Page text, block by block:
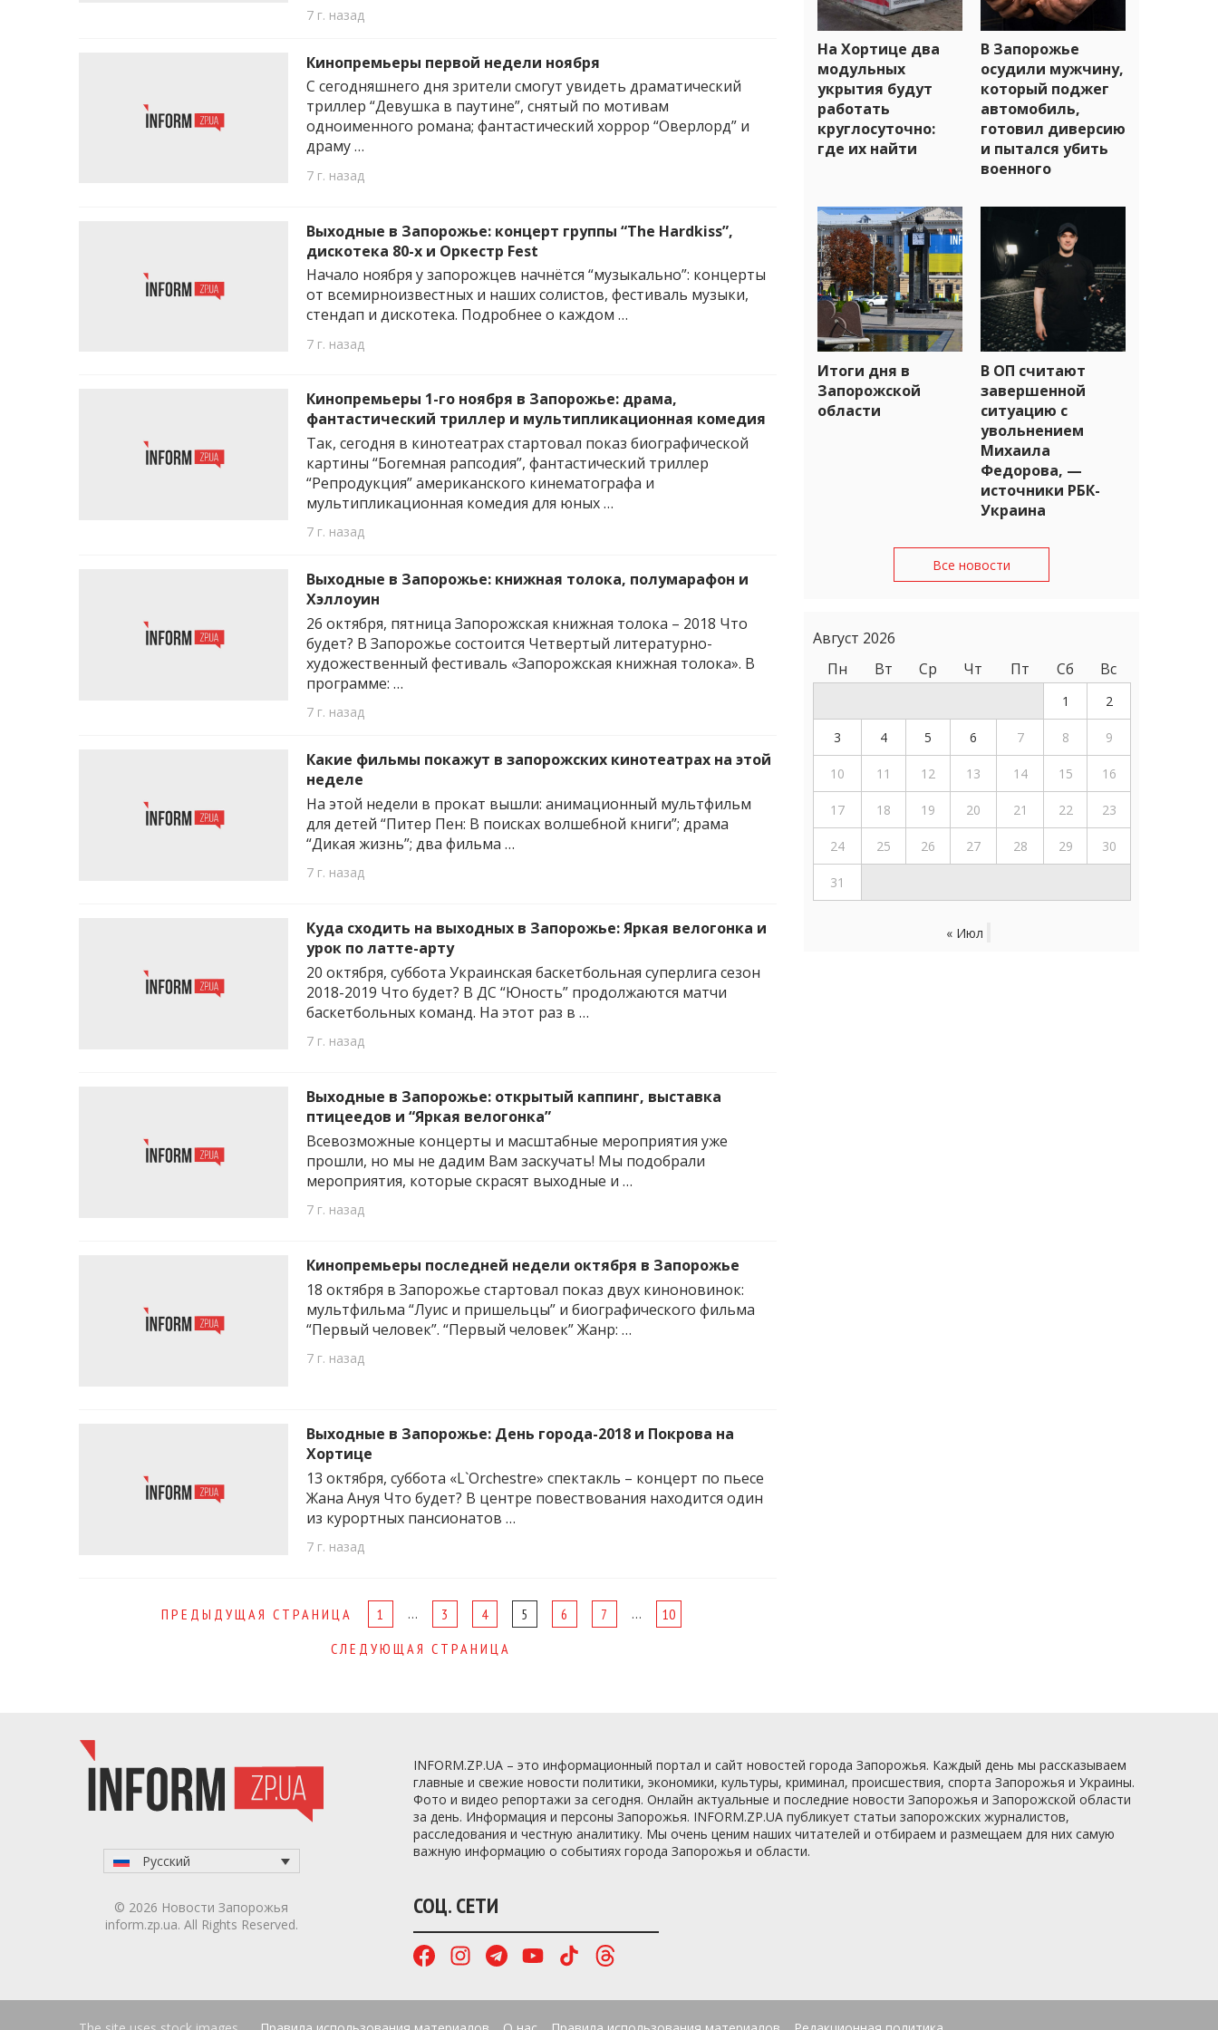
7 г. назад
Кинопремьеры первой недели ноября
С сегодняшнего дня зрители смогут увидеть драматический
триллер “Девушка в паутине”, снятый по мотивам
одноименного романа; фантастический хоррор “Оверлорд” и
драму …
7 г. назад
Выходные в Запорожье: концерт группы “The Hardkiss”,
дискотека 80-х и Оркестр Fest
Начало ноября у запорожцев начнётся “музыкально”: концерты
от всемирноизвестных и наших солистов, фестиваль музыки,
стендап и дискотека. Подробнее о каждом …
7 г. назад
Кинопремьеры 1-го ноября в Запорожье: драма,
фантастический триллер и мультипликационная комедия
Так, сегодня в кинотеатрах стартовал показ биографической
картины “Богемная рапсодия”, фантастический триллер
“Репродукция” американского кинематографа и
мультипликационная комедия для юных …
7 г. назад
Выходные в Запорожье: книжная толока, полумарафон и
Хэллоуин
26 октября, пятница Запорожская книжная толока – 2018 Что
будет? В Запорожье состоится Четвертый литературно-
художественный фестиваль «Запорожская книжная толока». В
программе: …
7 г. назад
Какие фильмы покажут в запорожских кинотеатрах на этой
неделе
На этой недели в прокат вышли: анимационный мультфильм
для детей “Питер Пен: В поисках волшебной книги”; драма
“Дикая жизнь”; два фильма …
7 г. назад
Куда сходить на выходных в Запорожье: Яркая велогонка и
урок по латте-арту
20 октября, суббота Украинская баскетбольная суперлига сезон
2018-2019 Что будет? В ДС “Юность” продолжаются матчи
баскетбольных команд. На этот раз в …
7 г. назад
Выходные в Запорожье: открытый каппинг, выставка
птицеедов и “Яркая велогонка”
Всевозможные концерты и масштабные мероприятия уже
прошли, но мы не дадим Вам заскучать! Мы подобрали
мероприятия, которые скрасят выходные и …
7 г. назад
Кинопремьеры последней недели октября в Запорожье
18 октября в Запорожье стартовал показ двух киноновинок:
мультфильма “Луис и пришельцы” и биографического фильма
“Первый человек”. “Первый человек” Жанр: …
7 г. назад
Выходные в Запорожье: День города-2018 и Покрова на
Хортице
13 октября, суббота «L`Orchestre» спектакль – концерт по пьесе
Жана Ануя Что будет? В центре повествования находится один
из курортных пансионатов …
7 г. назад
ПРЕДЫДУЩАЯ СТРАНИЦА 1 … 3 4 5 6 7 …
10
СЛЕДУЮЩАЯ СТРАНИЦА
На Хортице два
модульных
укрытия будут
работать
круглосуточно:
где их найти
В Запорожье
осудили мужчину,
который поджег
автомобиль,
готовил диверсию
и пытался убить
военного
Итоги дня в
Запорожской
области
В ОП считают
завершенной
ситуацию с
увольнением
Михаила
Федорова, —
источники РБК-
Украина
Все новости
Август 2026
Пн
Вт Ср Чт Пт Сб Вс
1 2
3 4 5 6 7 8 9
10 11 12 13 14 15 16
17 18 19 20 21 22 23
24 25 26 27 28 29 30
31
« Июл
INFORM.ZP.UA – это информационный портал и сайт новостей города Запорожья. Каждый день мы рассказываем
главные и свежие новости политики, экономики, культуры, криминал, происшествия, спорта Запорожья и Украины.
Фото и видео репортажи за сегодня. Онлайн актуальные и последние новости Запорожья и Запорожской области
за день. Информация и персоны Запорожья. INFORM.ZP.UA публикует статьи запорожских журналистов,
расследования и честную аналитику. Мы очень ценим наших читателей и отбираем и размещаем для них самую
важную информацию о событиях города Запорожья и области.
СОЦ. СЕТИ
Русский
© 2026 Новости Запорожья
inform.zp.ua. All Rights Reserved.